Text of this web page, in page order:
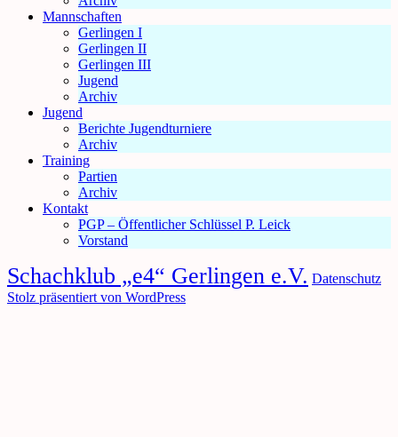
Mannschaften
Gerlingen I
Gerlingen II
Gerlingen III
Jugend
Archiv
Jugend
Berichte Jugendturniere
Archiv
Training
Partien
Archiv
Kontakt
PGP – Öffentlicher Schlüssel P. Leick
Vorstand
Schachklub „e4“ Gerlingen e.V. Datenschutz
Stolz präsentiert von WordPress